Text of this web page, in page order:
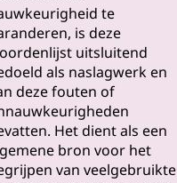
te
is deze
uitsluitend
als naslagwerk en
deze fouten of
Het dient als een
bron voor het
van veelgebruikte